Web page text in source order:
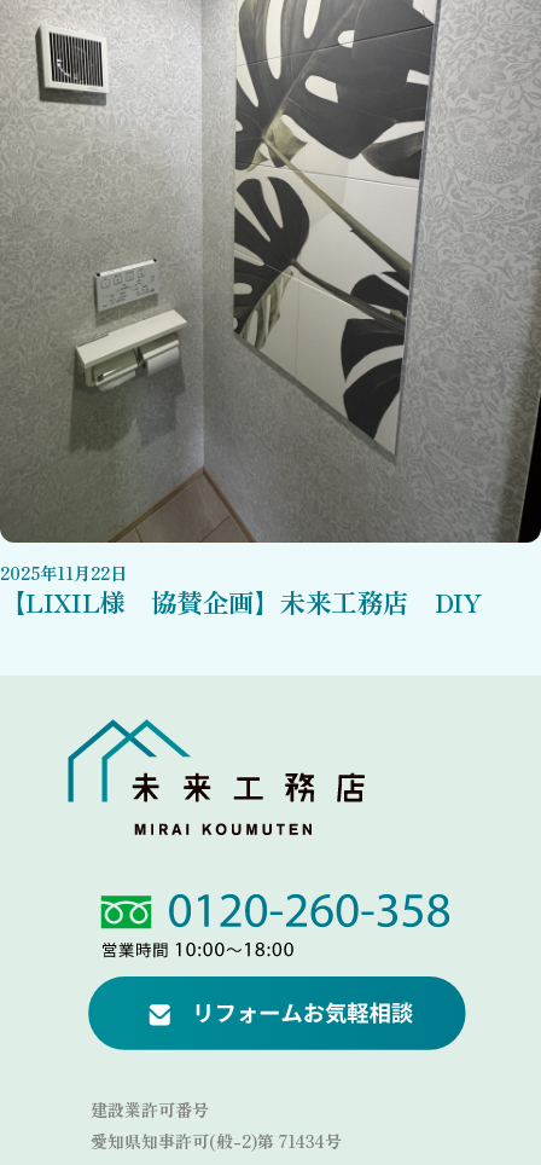
2025年11月22日
【LIXIL様 協賛企画】未来工務店 DIY
Link
Link
建設業許可番号
愛知県知事許可(般-2)第 71434号